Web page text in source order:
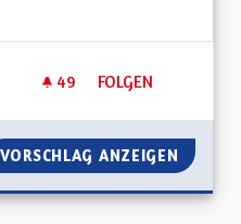
49 49 FOLLOWER
FOLGEN
L'ALSACE, UN LIEN
VORSCHLAG ANZEIGEN